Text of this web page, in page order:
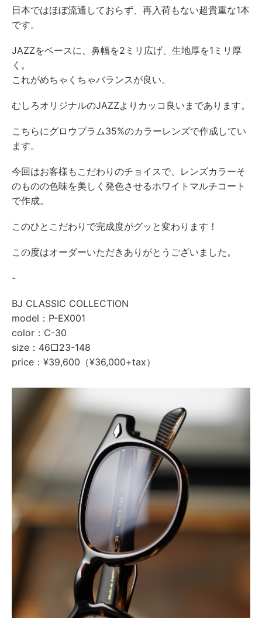
日本ではほぼ流通しておらず、再入荷もない超貴重な1本
です。
JAZZをベースに、鼻幅を2ミリ広げ、生地厚を1ミリ厚
く。
これがめちゃくちゃバランスが良い。
むしろオリジナルのJAZZよりカッコ良いまであります。
こちらにグロウプラム35%のカラーレンズで作成してい
ます。
今回はお客様もこだわりのチョイスで、レンズカラーそ
のものの色味を美しく発色させるホワイトマルチコート
で作成。
このひとこだわりで完成度がグッと変わります！
この度はオーダーいただきありがとうございました。
-
BJ CLASSIC COLLECTION
model：P-EX001
color：C-30
size：46□23-148
price：¥39,600（¥36,000+tax）